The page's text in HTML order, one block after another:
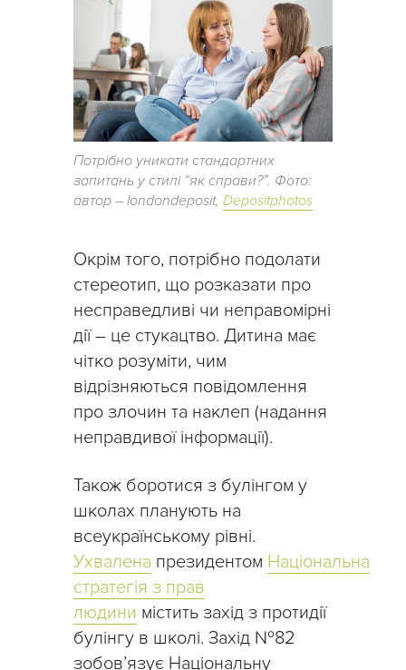
Потрібно уникати стандартних
запитань у стилі “як справи?”. Фото:
автор – londondeposit, Depositphotos
Окрім того, потрібно подолати
стереотип, що розказати про
несправедливі чи неправомірні
дії – це стукацтво. Дитина має
чітко розуміти, чим
відрізняються повідомлення
про злочин та наклеп (надання
неправдивої інформації).
Також боротися з булінгом у
школах планують на
всеукраїнському рівні.
Ухвалена президентом Національна
стратегія з прав
людини містить захід з протидії
булінгу в школі. Захід №82
зобов’язує Національну